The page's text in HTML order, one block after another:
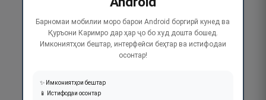
Барномаи мобилии моро барои Android боргирӣ кунед ва
Қуръони Каримро дар ҳар ҷо бо худ дошта бошед.
Имкониятҳои бештар, интерфейси беҳтар ва истифодаи
осонтар!
✨ Имкониятҳои бештар
📱 Истифодаи осонтар